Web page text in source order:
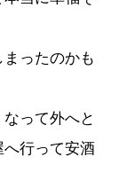
ったのかも
って外へと
行って安酒